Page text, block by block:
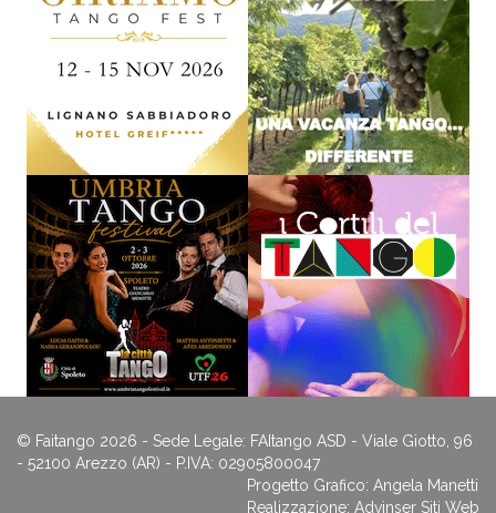
© Faitango 2026 - Sede Legale: FAItango ASD - Viale Giotto, 96
- 52100 Arezzo (AR) - P.IVA: 02905800047
Progetto Grafico: Angela Manetti
Realizzazione: Advinser Siti Web